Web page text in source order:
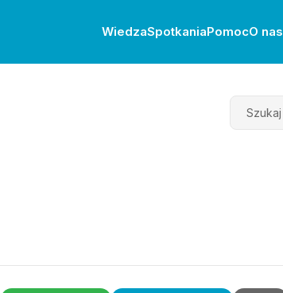
WiedzaSpotkaniaPomocO nas
Search